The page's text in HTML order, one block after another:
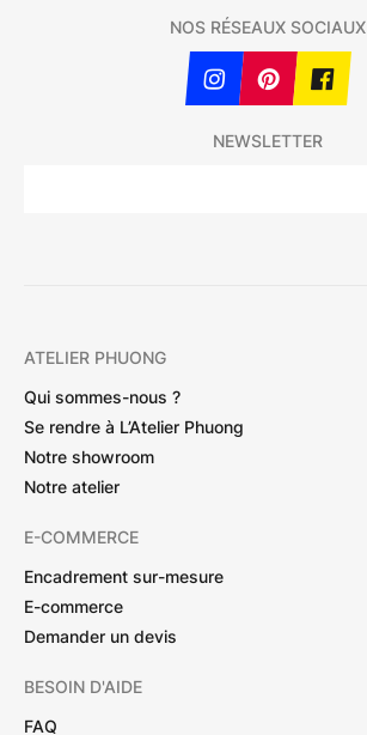
NEWSLETTER
NOS RÉSEAUX SOCIAUX
ATELIER PHUONG
Qui sommes-nous ?
Se rendre à L’Atelier Phuong
Notre showroom
Notre atelier
E-COMMERCE
Encadrement sur-mesure
E-commerce
Demander un devis
BESOIN D'AIDE
FAQ